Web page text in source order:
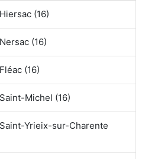
(16)
(16)
(16)
Michel (16)
Yrieix-sur-Charente